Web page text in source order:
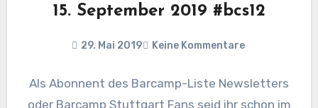
15. September 2019 #bcs12
29. Mai 2019 Keine Kommentare
Als Abonnent des Barcamp-Liste Newsletters
oder Barcamp Stuttgart Fans seid ihr schon im